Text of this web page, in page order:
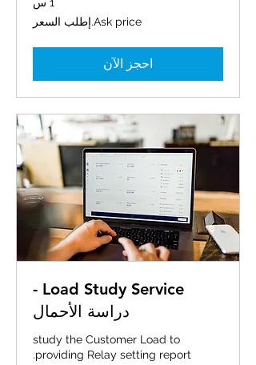
1 س
Ask price.إطلب السعر
احجز الآن
Load Study Service -
دراسة الأحمال
study the Customer Load to
providing Relay setting report.